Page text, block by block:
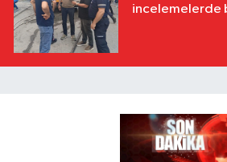
incelemelerde